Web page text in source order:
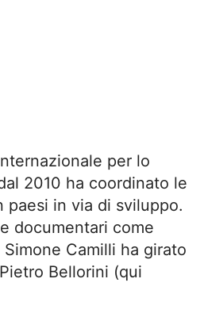
per lo
2010 ha coordinato le
paesi in via di sviluppo.
documentari come
Simone Camilli ha girato
Bellorini (qui